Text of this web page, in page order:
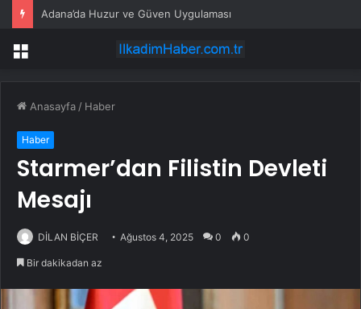
Adana’da Huzur ve Güven Uygulaması
Menü
Anasayfa / Haber
Haber
Starmer’dan Filistin Devleti
Mesajı
DİLAN BİÇER Ağustos 4, 2025 0 0
Bir dakikadan az